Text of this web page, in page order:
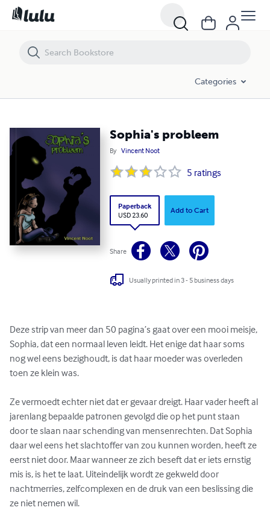
Categories
Sophia's probleem
By Vincent Noot
5 ratings
Paperback
USD 23.60
Add to Cart
Share
Usually printed in 3 - 5 business days
Deze strip van meer dan 50 pagina’s gaat over een mooi meisje,
Sophia, dat een normaal leven leidt. Het enige dat haar soms
nog wel eens bezighoudt, is dat haar moeder was overleden
toen ze klein was.
Ze vermoedt echter niet dat er gevaar dreigt. Haar vader heeft al
jarenlang bepaalde patronen gevolgd die op het punt staan
door te slaan naar schending van mensenrechten. Dat Sophia
daar wel eens het slachtoffer van zou kunnen worden, heeft ze
eerst niet door. Maar wanneer ze zich beseft dat er iets ernstig
mis is, is het te laat. Uiteindelijk wordt ze gekweld door
nachtmerries, zelfcomplexen en de druk van een beslissing die
ze niet nemen wil.
Sophia's probleem